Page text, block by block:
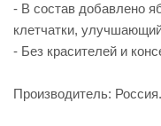
- В состав добавлено
клетчатки,
- Без красителей и
Производитель: Россия.